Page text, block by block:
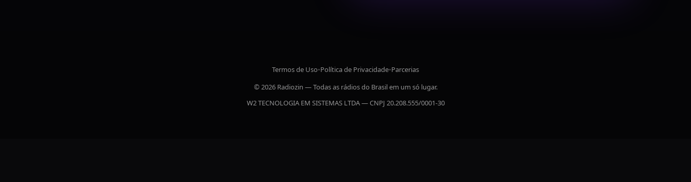
Termos de Uso•Política de Privacidade•Parcerias
© 2026 Radiozin — Todas as rádios do Brasil em um só lugar.
W2 TECNOLOGIA EM SISTEMAS LTDA — CNPJ 20.208.555/0001-30